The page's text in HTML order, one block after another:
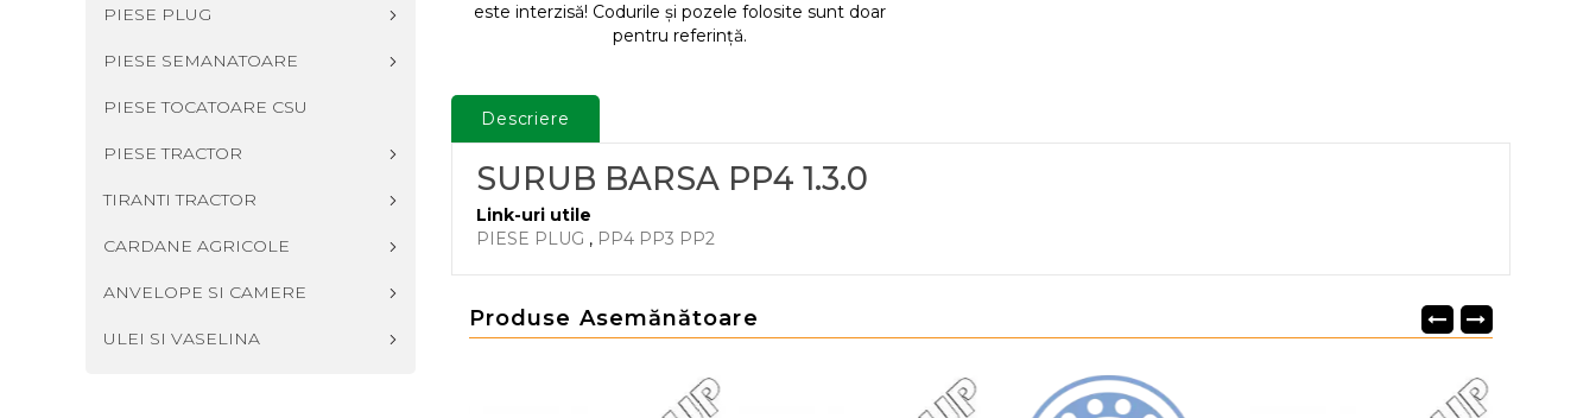
PIESE PLUG
PIESE SEMANATOARE
PIESE TOCATOARE CSU
PIESE TRACTOR
TIRANTI TRACTOR
CARDANE AGRICOLE
ANVELOPE SI CAMERE
ULEI SI VASELINA
este interzisă! Codurile și pozele folosite sunt doar
pentru referință.
Descriere
SURUB BARSA PP4 1.3.0
Link-uri utile
PIESE PLUG , PP4 PP3 PP2
Produse Asemănătoare